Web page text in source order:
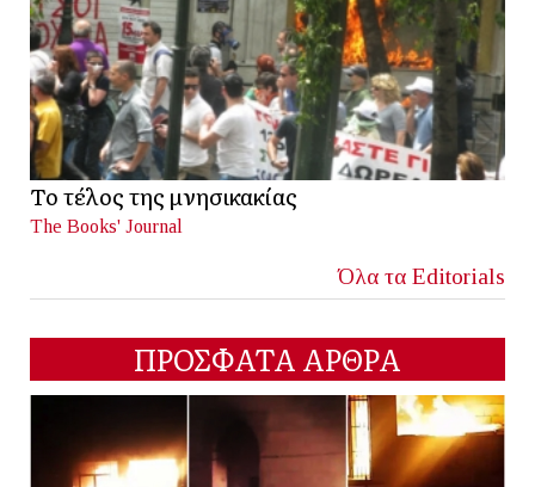
Το τέλος της μνησικακίας
The Books' Journal
Όλα τα Editorials
ΠΡΟΣΦΑΤΑ ΑΡΘΡΑ